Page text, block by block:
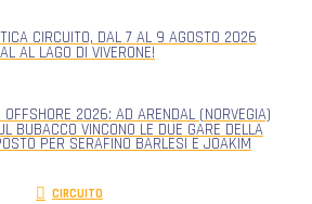
CIRCUITO, DAL 7 AL 9 AGOSTO 2026
AL LAGO DI VIVERONE!
OFFSHORE 2026: AD ARENDAL (NORVEGIA)
BUBACCO VINCONO LE DUE GARE DELLA
PER SERAFINO BARLESI E JOAKIM
CIRCUITO